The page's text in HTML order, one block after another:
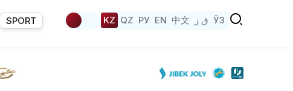
SPORT KZ QZ РУ EN 中文 ق ز ЎЗ